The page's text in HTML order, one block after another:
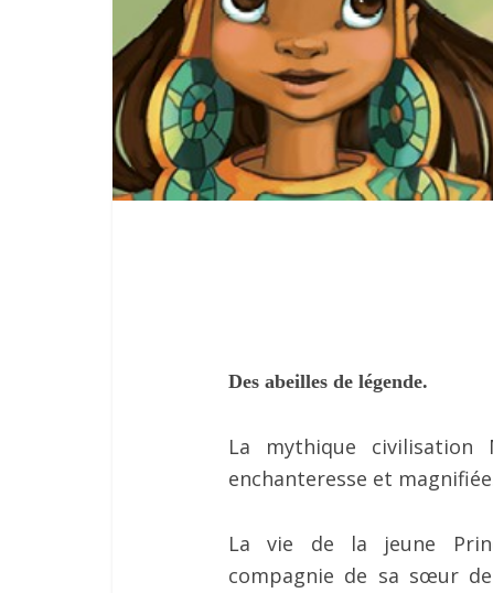
Des abeilles de légende.
La mythique civilisation
enchanteresse et
La vie de la jeune
compagnie de sa sœur